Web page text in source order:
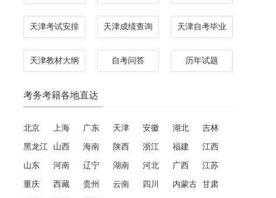
天津考试安排 天津成绩查询 天津自考毕业
天津教材大纲 自考问答 历年试题
考务考籍各地直达
北京 上海 广东 天津 安徽 湖北 吉林
黑龙江 山西 海南 陕西 浙江 福建 江西
山东 河南 辽宁 湖南 河北 广西 江苏
重庆 西藏 贵州 云南 四川 内蒙古 甘肃